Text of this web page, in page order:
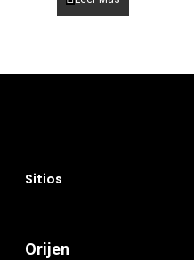
Sitios
Orijen